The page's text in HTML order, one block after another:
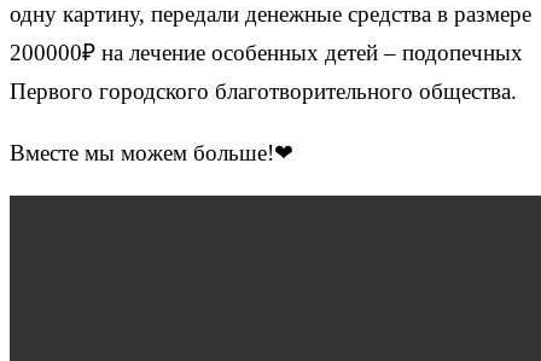
одну картину, передали денежные средства в размере
200000₽ на лечение особенных детей – подопечных
Первого городского благотворительного общества.
Вместе мы можем больше!❤